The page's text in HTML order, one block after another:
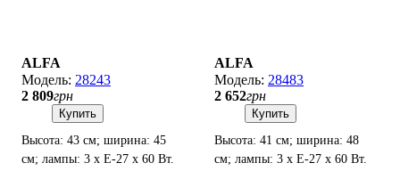
ALFA
28243
2 809грн
Купить
Высота: 43 см; ширина: 45
см; лампы: 3 х Е-27 х 60 Вт.
ALFA
28483
2 652грн
Купить
Высота: 41 см; ширина: 48
см; лампы: 3 х Е-27 х 60 Вт.